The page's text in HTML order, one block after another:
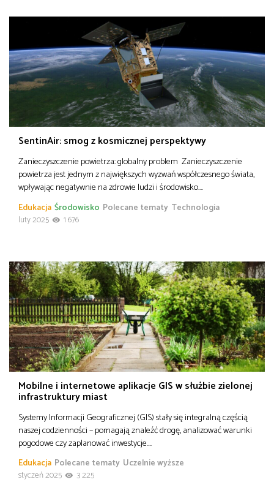
SentinAir: smog z kosmicznej perspektywy
Zanieczyszczenie powietrza: globalny problem Zanieczyszczenie
powietrza jest jednym z największych wyzwań współczesnego świata,
wpływając negatywnie na zdrowie ludzi i środowisko….
Edukacja Polecane tematy
Środowisko
Technologia
luty 2025
1 676
Mobilne i internetowe aplikacje GIS w służbie zielonej
infrastruktury miast
Systemy Informacji Geograficznej (GIS) stały się integralną częścią
naszej codzienności – pomagają znaleźć drogę, analizować warunki
pogodowe czy zaplanować inwestycje….
Edukacja Polecane tematy Uczelnie wyższe
styczeń 2025
3 225